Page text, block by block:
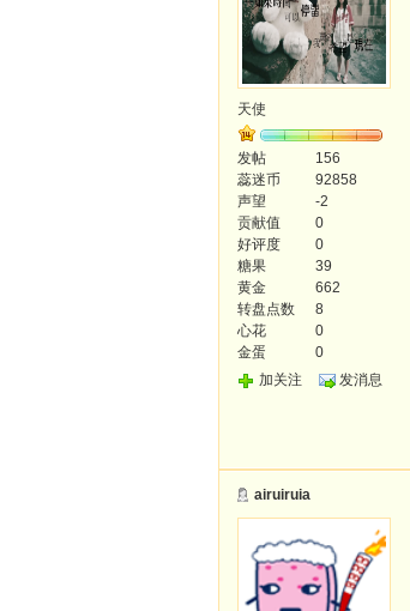
天使
发帖
156
蕊迷币
92858
声望
-2
贡献值
0
好评度
0
糖果
39
黄金
662
转盘点数
8
心花
0
金蛋
0
加关注
发消息
airuiruia